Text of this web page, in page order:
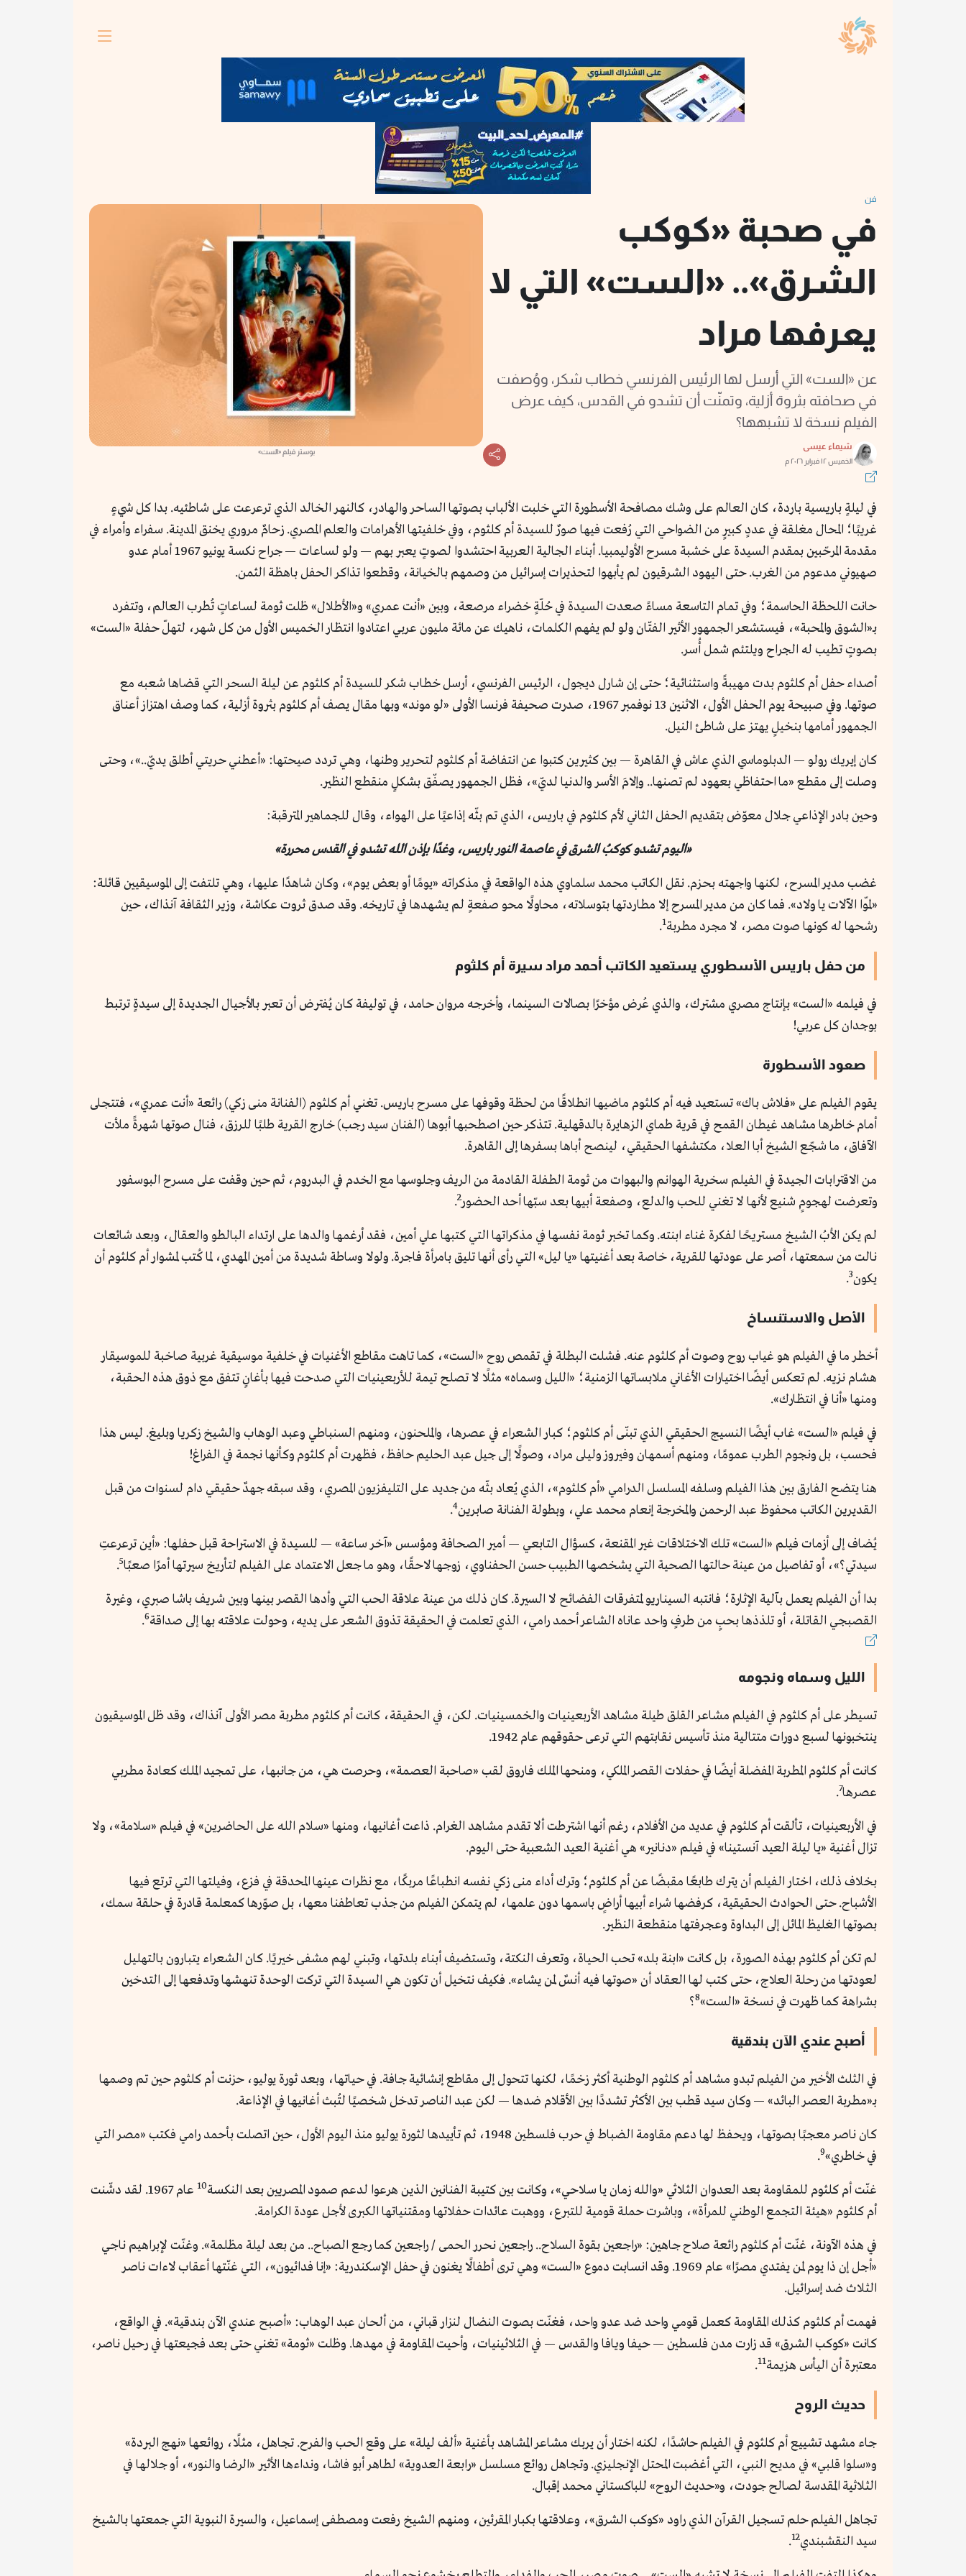
فن
في صحبة «كوكب
الشرق».. «الست» التي لا
يعرفها مراد
عن «الست» التي أرسل لها الرئيس الفرنسي خطاب شكر، ووُصفت
في صحافته بثروة أزلية، وتمنّت أن تشدو في القدس، كيف عرض
الفيلم نسخة لا تشبهها؟
شيماء عيسى
الخميس ١٢ فبراير ٢٠٢٦ م
بوستر فيلم «الست»
في ليلةٍ باريسية باردة، كان العالم على وشك مصافحة الأسطورة التي خلبت الألباب بصوتها الساحر والهادر، كالنهر الخالد الذي ترعرعت على شاطئيه. بدا كل شيءٍ
غريبًا؛ المحال مغلقة في عددٍ كبيرٍ من الضواحي التي رُفعت فيها صورٌ للسيدة أم كلثوم، وفي خلفيتها الأهرامات والعلم المصري. زحامٌ مروري يخنق المدينة. سفراء وأمراء في
مقدمة المرحّبين بمقدم السيدة على خشبة مسرح الأوليمبيا. أبناء الجالية العربية احتشدوا لصوتٍ يعبر بهم — ولو لساعات — جراح نكسة يونيو 1967 أمام عدو
صهيوني مدعوم من الغرب. حتى اليهود الشرقيون لم يأبهوا لتحذيرات إسرائيل من وصمهم بالخيانة، وقطعوا تذاكر الحفل باهظة الثمن.
حانت اللحظة الحاسمة؛ وفي تمام التاسعة مساءً صعدت السيدة في حُلّةٍ خضراء مرصعة، وبين «أنت عمري» و«الأطلال» ظلت ثومة لساعاتٍ تُطرب العالم، وتتفرد
بـ«الشوق والمحبة»، فيستشعر الجمهور الأثير الفتّان ولو لم يفهم الكلمات، ناهيك عن مائة مليون عربي اعتادوا انتظار الخميس الأول من كل شهر، لتهلّ حفلة «الست»
بصوتٍ تطيب له الجراح ويلتئم شمل أُسر.
أصداء حفل أم كلثوم بدت مهيبةً واستثنائية؛ حتى إن شارل ديجول، الرئيس الفرنسي، أرسل خطاب شكر للسيدة أم كلثوم عن ليلة السحر التي قضاها شعبه مع
صوتها. وفي صبيحة يوم الحفل الأول، الاثنين 13 نوفمبر 1967، صدرت صحيفة فرنسا الأولى «لو موند» وبها مقال يصف أم كلثوم بثروة أزلية، كما وصف اهتزاز أعناق
الجمهور أمامها بنخيلٍ يهتز على شاطئ النيل.
كان إيريك رولو — الدبلوماسي الذي عاش في القاهرة — بين كثيرين كتبوا عن انتفاضة أم كلثوم لتحرير وطنها، وهي تردد صيحتها: «أعطني حريتي أطلق يديّ..»، وحتى
وصلت إلى مقطع «ما احتفاظي بعهود لم تصنها.. وإلامَ الأسر والدنيا لديّ»، فظل الجمهور يصفّق بشكلٍ منقطع النظير.
وحين بادر الإذاعي جلال معوّض بتقديم الحفل الثاني لأم كلثوم في باريس، الذي تم بثّه إذاعيًا على الهواء، وقال للجماهير المترقبة:
«اليوم تشدو كوكبُ الشرق في عاصمة النور باريس، وغدًا بإذن الله تشدو في القدس محررة»
غضب مدير المسرح، لكنها واجهته بحزم. نقل الكاتب محمد سلماوي هذه الواقعة في مذكراته «يومًا أو بعض يوم»، وكان شاهدًا عليها، وهي تلتفت إلى الموسيقيين قائلة:
«لمّوا الآلات يا ولاد». فما كان من مدير المسرح إلا مطاردتها بتوسلاته، محاولًا محو صفعةٍ لم يشهدها في تاريخه. وقد صدق ثروت عكاشة، وزير الثقافة آنذاك، حين
رشحها له كونها صوت مصر، لا مجرد مطربة1
.
من حفل باريس الأسطوري يستعيد الكاتب أحمد مراد سيرة أم كلثوم
في فيلمه «الست» بإنتاج مصري مشترك، والذي عُرض مؤخرًا بصالات السينما، وأخرجه مروان حامد، في توليفة كان يُفترض أن تعبر بالأجيال الجديدة إلى سيدةٍ ترتبط
بوجدان كل عربي!
صعود الأسطورة
يقوم الفيلم على «فلاش باك» تستعيد فيه أم كلثوم ماضيها انطلاقًا من لحظة وقوفها على مسرح باريس. تغني أم كلثوم (الفنانة منى زكي) رائعة «أنت عمري»، فتتجلى
أمام خاطرها مشاهد غيطان القمح في قرية طماي الزهايرة بالدقهلية. تتذكر حين اصطحبها أبوها (الفنان سيد رجب) خارج القرية طلبًا للرزق، فنال صوتها شهرةً ملأت
الآفاق، ما شجّع الشيخ أبا العلا، مكتشفها الحقيقي، لينصح أباها بسفرها إلى القاهرة.
من الاقترابات الجيدة في الفيلم سخرية الهوانم والبهوات من ثومة الطفلة القادمة من الريف وجلوسها مع الخدم في البدروم، ثم حين وقفت على مسرح البوسفور
وتعرضت لهجومٍ شنيع لأنها لا تغني للحب والدلع، وصفعة أبيها بعد سبّها أحد الحضور2
.
لم يكن الأبُ الشيخ مستريحًا لفكرة غناء ابنته. وكما تخبر ثومة نفسها في مذكراتها التي كتبها علي أمين، فقد أرغمها والدها على ارتداء البالطو والعقال، وبعد شائعات
نالت من سمعتها، أصر على عودتها للقرية، خاصة بعد أغنيتها «يا ليل» التي رأى أنها تليق بامرأة فاجرة. ولولا وساطة شديدة من أمين المهدي، لما كُتب لمشوار أم كلثوم أن
يكون3
.
الأصل والاستنساخ
أخطر ما في الفيلم هو غياب روح وصوت أم كلثوم عنه. فشلت البطلة في تقمص روح «الست»، كما تاهت مقاطع الأغنيات في خلفية موسيقية غربية صاخبة للموسيقار
هشام نزيه. لم تعكس أيضًا اختيارات الأغاني ملابساتها الزمنية؛ «الليل وسماه» مثلًا لا تصلح تيمة للأربعينيات التي صدحت فيها بأغانٍ تتفق مع ذوق هذه الحقبة،
ومنها «أنا في انتظارك».
في فيلم «الست» غاب أيضًا النسيج الحقيقي الذي تبنّى أم كلثوم؛ كبار الشعراء في عصرها، والملحنون، ومنهم السنباطي وعبد الوهاب والشيخ زكريا وبليغ. ليس هذا
فحسب، بل ونجوم الطرب عمومًا، ومنهم أسمهان وفيروز وليلى مراد، وصولًا إلى جيل عبد الحليم حافظ، فظهرت أم كلثوم وكأنها نجمة في الفراغ!
هنا يتضح الفارق بين هذا الفيلم وسلفه المسلسل الدرامي «أم كلثوم»، الذي يُعاد بثّه من جديد على التليفزيون المصري، وقد سبقه جهدٌ حقيقي دام لسنوات من قبل
القديرين الكاتب محفوظ عبد الرحمن والمخرجة إنعام محمد علي، وبطولة الفنانة صابرين4
.
يُضاف إلى أزمات فيلم «الست» تلك الاختلاقات غير المقنعة، كسؤال التابعي — أمير الصحافة ومؤسس «آخر ساعة» — للسيدة في الاستراحة قبل حفلها: «أين ترعرعتِ
سيدتي؟»، أو تفاصيل من عينة حالتها الصحية التي يشخصها الطبيب حسن الحفناوي، زوجها لاحقًا، وهو ما جعل الاعتماد على الفيلم لتأريخ سيرتها أمرًا صعبًا5
.
بدا أن الفيلم يعمل بآلية الإثارة؛ فانتبه السيناريو لمتفرقات الفضائح لا السيرة. كان ذلك من عينة علاقة الحب التي وأدها القصر بينها وبين شريف باشا صبري، وغيرة
القصبجي القاتلة، أو تلذذها بحبٍ من طرفٍ واحد عاناه الشاعر أحمد رامي، الذي تعلمت في الحقيقة تذوق الشعر على يديه، وحولت علاقته بها إلى صداقة6
.
الليل وسماه ونجومه
تسيطر على أم كلثوم في الفيلم مشاعر القلق طيلة مشاهد الأربعينيات والخمسينيات. لكن، في الحقيقة، كانت أم كلثوم مطربة مصر الأولى آنذاك، وقد ظل الموسيقيون
ينتخبونها لسبع دورات متتالية منذ تأسيس نقابتهم التي ترعى حقوقهم عام 1942.
كانت أم كلثوم المطربة المفضلة أيضًا في حفلات القصر الملكي، ومنحها الملك فاروق لقب «صاحبة العصمة»، وحرصت هي، من جانبها، على تمجيد الملك كعادة مطربي
عصرها7
.
في الأربعينيات، تألقت أم كلثوم في عديد من الأفلام، رغم أنها اشترطت ألا تقدم مشاهد الغرام. ذاعت أغانيها، ومنها «سلام الله على الحاضرين» في فيلم «سلامة»، ولا
تزال أغنية «يا ليلة العيد آنستينا» في فيلم «دنانير» هي أغنية العيد الشعبية حتى اليوم.
بخلاف ذلك، اختار الفيلم أن يترك طابعًا مقبضًا عن أم كلثوم؛ وترك أداء منى زكي نفسه انطباعًا مربكًا، مع نظرات عينها المحدقة في فزع، وفيلتها التي ترتع فيها
الأشباح. حتى الحوادث الحقيقية، كرفضها شراء أبيها أراضٍ باسمها دون علمها، لم يتمكن الفيلم من جذب تعاطفنا معها، بل صوّرها كمعلمة قادرة في حلقة سمك،
بصوتها الغليظ المائل إلى البداوة وعجرفتها منقطعة النظير.
لم تكن أم كلثوم بهذه الصورة، بل كانت «ابنة بلد» تحب الحياة، وتعرف النكتة، وتستضيف أبناء بلدتها، وتبني لهم مشفى خيريًا. كان الشعراء يتبارون بالتهليل
لعودتها من رحلة العلاج، حتى كتب لها العقاد أن «صوتها فيه أنسٌ لمن يشاء». فكيف نتخيل أن تكون هي السيدة التي تركت الوحدة تنهشها وتدفعها إلى التدخين
بشراهة كما ظهرت في نسخة «الست»8؟
أصبح عندي الآن بندقية
في الثلث الأخير من الفيلم تبدو مشاهد أم كلثوم الوطنية أكثر زخمًا، لكنها تتحول إلى مقاطع إنشائية جافة. في حياتها، وبعد ثورة يوليو، حزنت أم كلثوم حين تم وصمها
بـ«مطربة العصر البائد» — وكان سيد قطب بين الأكثر تشددًا بين الأقلام ضدها — لكن عبد الناصر تدخل شخصيًا لتُبث أغانيها في الإذاعة.
كان ناصر معجبًا بصوتها، ويحفظ لها دعم مقاومة الضباط في حرب فلسطين 1948، ثم تأييدها لثورة يوليو منذ اليوم الأول، حين اتصلت بأحمد رامي فكتب «مصر التي
في خاطري»9
.
غنّت أم كلثوم للمقاومة بعد العدوان الثلاثي «والله زمان يا سلاحي»، وكانت بين كتيبة الفنانين الذين هرعوا لدعم صمود المصريين بعد النكسة10
عام 1967. لقد دشّنت
أم كلثوم «هيئة التجمع الوطني للمرأة»، وباشرت حملة قومية للتبرع، ووهبت عائدات حفلاتها ومقتنياتها الكبرى لأجل عودة الكرامة.
في هذه الآونة، غنّت أم كلثوم رائعة صلاح جاهين: «راجعين بقوة السلاح.. راجعين نحرر الحمى / راجعين كما رجع الصباح.. من بعد ليلة مظلمة». وغنّت لإبراهيم ناجي
«أجل إن ذا يوم لمن يفتدي مصرًا» عام 1969. وقد انسابت دموع «الست» وهي ترى أطفالًا يغنون في حفل الإسكندرية: «إنا فدائيون»، التي غنّتها أعقاب لاءات ناصر
الثلاث ضد إسرائيل.
فهمت أم كلثوم كذلك المقاومة كعمل قومي واحد ضد عدو واحد، فغنّت بصوت النضال لنزار قباني، من ألحان عبد الوهاب: «أصبح عندي الآن بندقية». في الواقع،
كانت «كوكب الشرق» قد زارت مدن فلسطين — حيفا ويافا والقدس — في الثلاثينيات، وأحيت المقاومة في مهدها. وظلت «ثومة» تغني حتى بعد فجيعتها في رحيل ناصر،
معتبرة أن اليأس هزيمة11
.
حديث الروح
جاء مشهد تشييع أم كلثوم في الفيلم حاشدًا، لكنه اختار أن يربك مشاعر المشاهد بأغنية «ألف ليلة» على وقع الحب والفرح. تجاهل، مثلًا، روائعها «نهج البردة»
و«سلوا قلبي» في مديح النبي، التي أغضبت المحتل الإنجليزي. وتجاهل روائع مسلسل «رابعة العدوية» لطاهر أبو فاشا، ونداءها الأثير «الرضا والنور»، أو جلالها في
الثلاثية المقدسة لصالح جودت، و«حديث الروح» للباكستاني محمد إقبال.
تجاهل الفيلم حلم تسجيل القرآن الذي راود «كوكب الشرق»، وعلاقتها بكبار المقرئين، ومنهم الشيخ رفعت ومصطفى إسماعيل، والسيرة النبوية التي جمعتها بالشيخ
سيد النقشبندي12
.